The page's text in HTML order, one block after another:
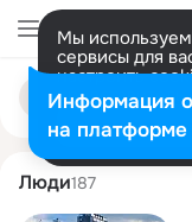
Мы
сервисы для
настроить
представитель.
Разрешить
Поиск
людям
telman eliyev
Люди187
Информация о
на